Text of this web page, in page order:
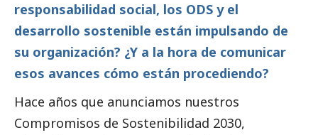
responsabilidad social, los ODS y el
desarrollo sostenible están impulsando de
su organización? ¿Y a la hora de comunicar
esos avances cómo están procediendo?
Hace años que anunciamos nuestros
Compromisos de Sostenibilidad 2030,